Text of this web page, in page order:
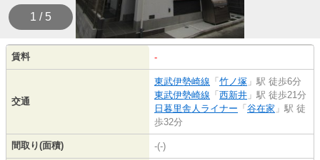
1 / 5
賃料 -
交通
東武伊勢崎線 「竹ノ塚 」駅 徒歩6分
東武伊勢崎線 「西新井 」駅 徒歩21分
日暮里舎人ライナー 「谷在家 」駅 徒
歩32分
間取り(面積) -(-)